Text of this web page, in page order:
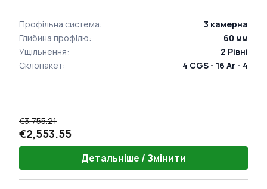
Профільна система: 3 камерна
Глибина профілю: 60 мм
Ущільнення: 2 Рівні
Склопакет: 4 CGS - 16 Ar - 4
€3,755.21
€2,553.55
Детальніше / Змінити